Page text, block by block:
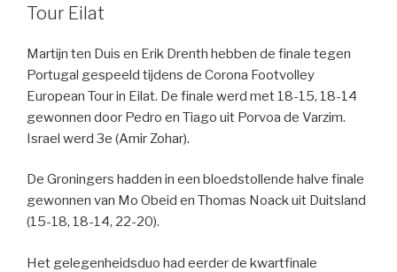
Tour Eilat
Martijn ten Duis en Erik Drenth hebben de finale tegen
Portugal gespeeld tijdens de Corona Footvolley
European Tour in Eilat. De finale werd met 18-15, 18-14
gewonnen door Pedro en Tiago uit Porvoa de Varzim.
Israel werd 3e (Amir Zohar).
De Groningers hadden in een bloedstollende halve finale
gewonnen van Mo Obeid en Thomas Noack uit Duitsland
(15-18, 18-14, 22-20).
Het gelegenheidsduo had eerder de kwartfinale